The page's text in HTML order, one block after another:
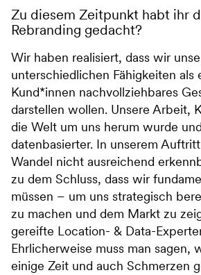
Zu diesem Zeitpunkt habt ihr
Rebranding gedacht?
Wir haben realisiert, dass wir
unterschiedlichen Fähigkeiten als
Kund*innen nachvollziehbares
darstellen wollen. Unsere Arbeit,
die Welt um uns herum wurde
datenbasierter. In unserem
Wandel nicht ausreichend
zu dem Schluss, dass wir
müssen – um uns strategisch
zu machen und dem Markt zu
gereifte Location- & Data-
Ehrlicherweise muss man sagen,
einige Zeit und auch Schmerzen